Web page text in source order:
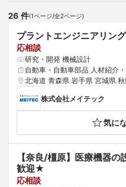
26 件(1ページ/全2ページ)
プラントエンジニアリン
応相談
研究・開発 機械設計
自動車・自動車部品 人材紹介
北海道 青森県 岩手県 宮城県
県 岐阜県 三重県 山梨県 新潟県
阪府 京都府 兵庫県 滋賀県 奈
岡山県 広島県 山口県 徳島県
佐賀県 長崎県 熊本県 大分県
株式会社メイテック
気に
【奈良/橿原】医療機器
歓迎★
応相談